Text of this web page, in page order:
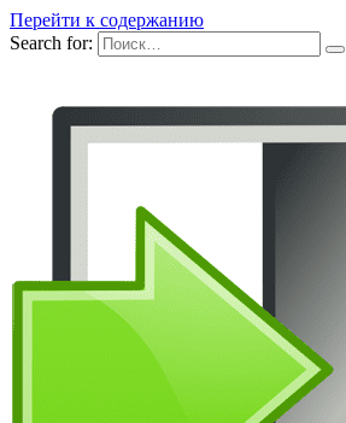
Перейти к содержанию
Search for: